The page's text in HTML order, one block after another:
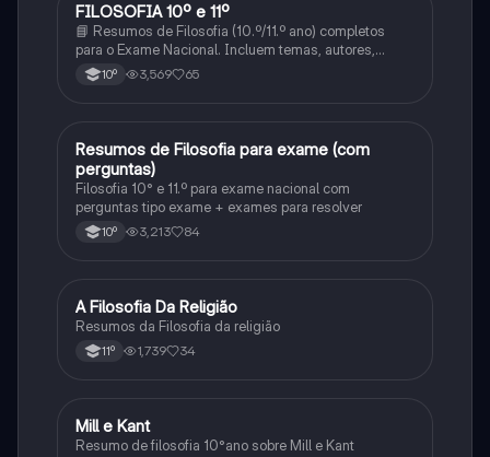
Filosofia
FILOSOFIA 10º e 11º
📘 Resumos de Filosofia (10.º/11.º ano) completos
para o Exame Nacional. Incluem temas, autores,
definições e comparações. Simples, organizados e
prontos a usar! 📩 Envia mensagem e estuda com
10º 3,569 65
Filosofia
Resumos de Filosofia para exame (com
perguntas)
Filosofia 10° e 11.º para exame nacional com
perguntas tipo exame + exames para resolver
10º 3,213 84
Filosofia
A Filosofia Da Religião
Resumos da Filosofia da religião
11º 1,739 34
Filosofia
Mill e Kant
Resumo de filosofia 10°ano sobre Mill e Kant